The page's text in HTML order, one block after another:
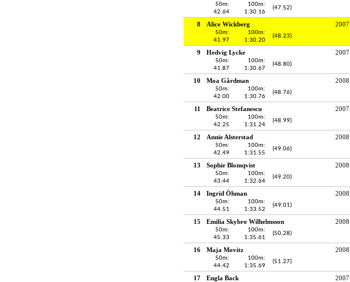
50m:
42.64
100m:
1:30.16
(47.52)
8 Alice Wickberg 2007
50m:
41.97
100m:
1:30.20
(48.23)
9 Hedvig Lycke 2007
50m:
41.87
100m:
1:30.67
(48.80)
10 Moa Gårdman 2008
50m:
42.00
100m:
1:30.76
(48.76)
11 Beatrice Stefanescu 2007
50m:
42.25
100m:
1:31.24
(48.99)
12 Annie Alsterstad 2008
50m:
42.49
100m:
1:31.55
(49.06)
13 Sophie Blomqvist 2008
50m:
43.44
100m:
1:32.64
(49.20)
14 Ingrid Öhman 2008
50m:
44.51
100m:
1:33.52
(49.01)
15 Emilia Skybro Wilhelmsson 2008
50m:
45.33
100m:
1:35.61
(50.28)
16 Maja Movitz 2008
50m:
44.42
100m:
1:35.69
(51.27)
17 Engla Back 2007